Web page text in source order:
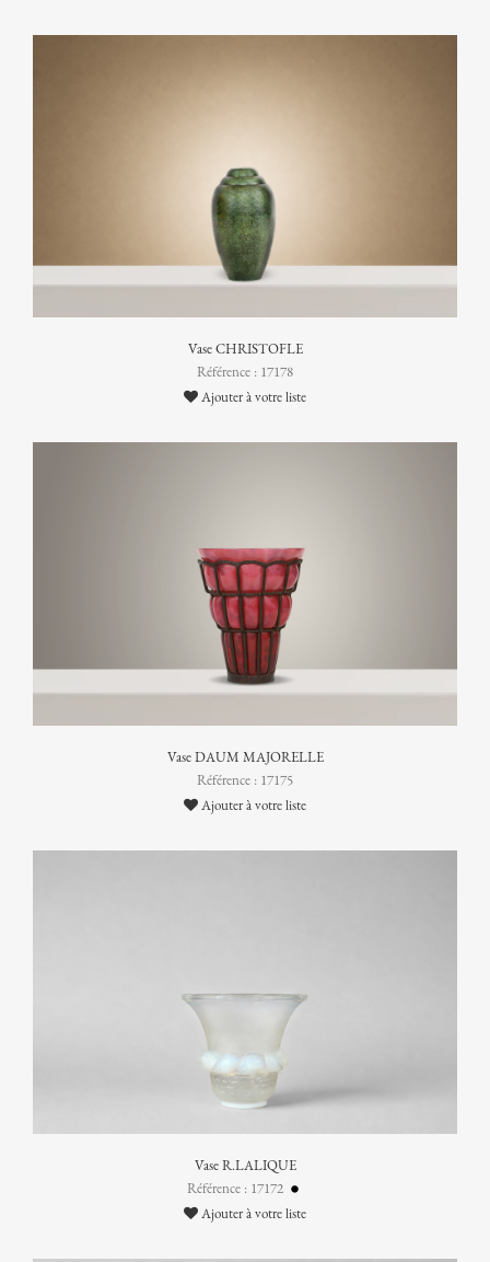
Vase CHRISTOFLE
Référence : 17178
Ajouter à votre liste
Vase DAUM MAJORELLE
Référence : 17175
Ajouter à votre liste
Vase R.LALIQUE
Référence : 17172
Ajouter à votre liste